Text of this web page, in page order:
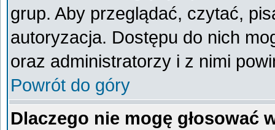
grup. Aby przeglądać, czytać,
autoryzacja. Dostępu do nich
oraz administratorzy i z nimi
Powrót do góry
Dlaczego nie mogę głosować